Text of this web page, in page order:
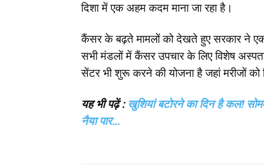
दिशा में एक अहम कदम माना जा रहा है।
कैंसर के बढ़ते मामलों को देखते हुए सरकार ने एक
सभी मंडलों में कैंसर उपचार के लिए विशेष
सेंटर भी शुरू करने की योजना है जहां मरीजों
यह भी पढ़ें : खुशियां बटोरने का दिन है कल!
नैया पार…